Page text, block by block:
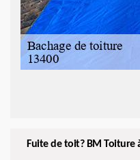
Fuite de toit? BM Toiture